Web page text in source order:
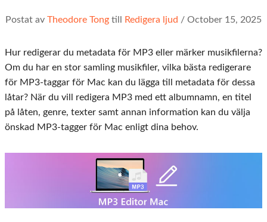
Postat av Theodore Tong till Redigera ljud / October 15, 2025
Hur redigerar du metadata för MP3 eller märker musikfilerna?
Om du har en stor samling musikfiler, vilka bästa redigerare
för MP3-taggar för Mac kan du lägga till metadata för dessa
låtar? När du vill redigera MP3 med ett albumnamn, en titel
på låten, genre, texter samt annan information kan du välja
önskad MP3-tagger för Mac enligt dina behov.